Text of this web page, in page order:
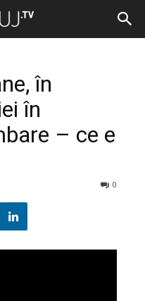
în
în
– ce e
0